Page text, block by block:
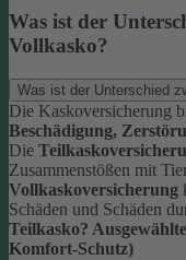
Was ist der
Vollkasko?
Was ist der Unterschied
Die Kaskoversicherung
Beschädigung,
Die
Zusammenstößen mit
Vollkaskoversicherung
Schäden und Schäden
Teilkasko?
Komfort-Schutz)